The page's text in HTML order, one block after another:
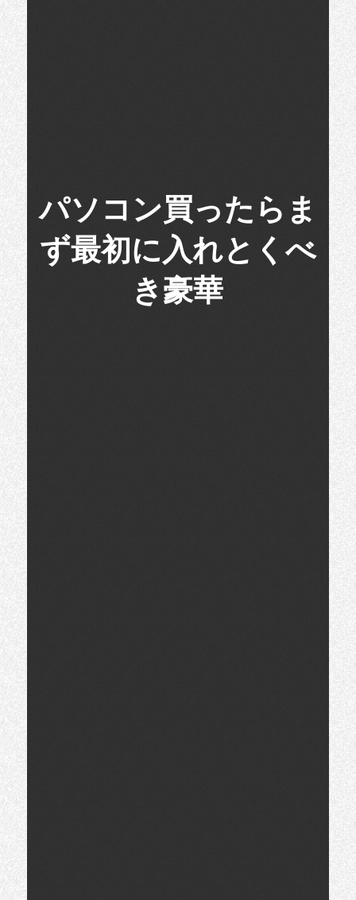
パソコン買ったらま
ず最初に入れとくべ
き豪華